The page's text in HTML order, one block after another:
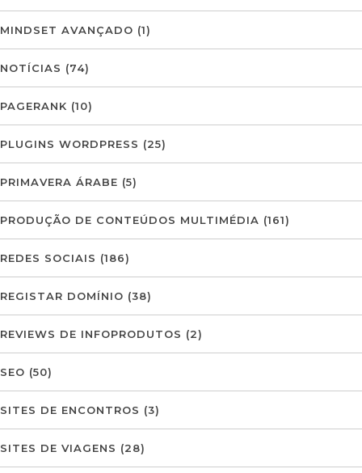
MINDSET AVANÇADO (1)
NOTÍCIAS (74)
PAGERANK (10)
PLUGINS WORDPRESS (25)
PRIMAVERA ÁRABE (5)
PRODUÇÃO DE CONTEÚDOS MULTIMÉDIA (161)
REDES SOCIAIS (186)
REGISTAR DOMÍNIO (38)
REVIEWS DE INFOPRODUTOS (2)
SEO (50)
SITES DE ENCONTROS (3)
SITES DE VIAGENS (28)